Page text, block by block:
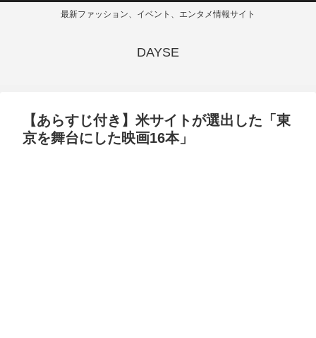
最新ファッション、イベント、エンタメ情報サイト
DAYSE
【あらすじ付き】米サイトが選出した「東
京を舞台にした映画16本」